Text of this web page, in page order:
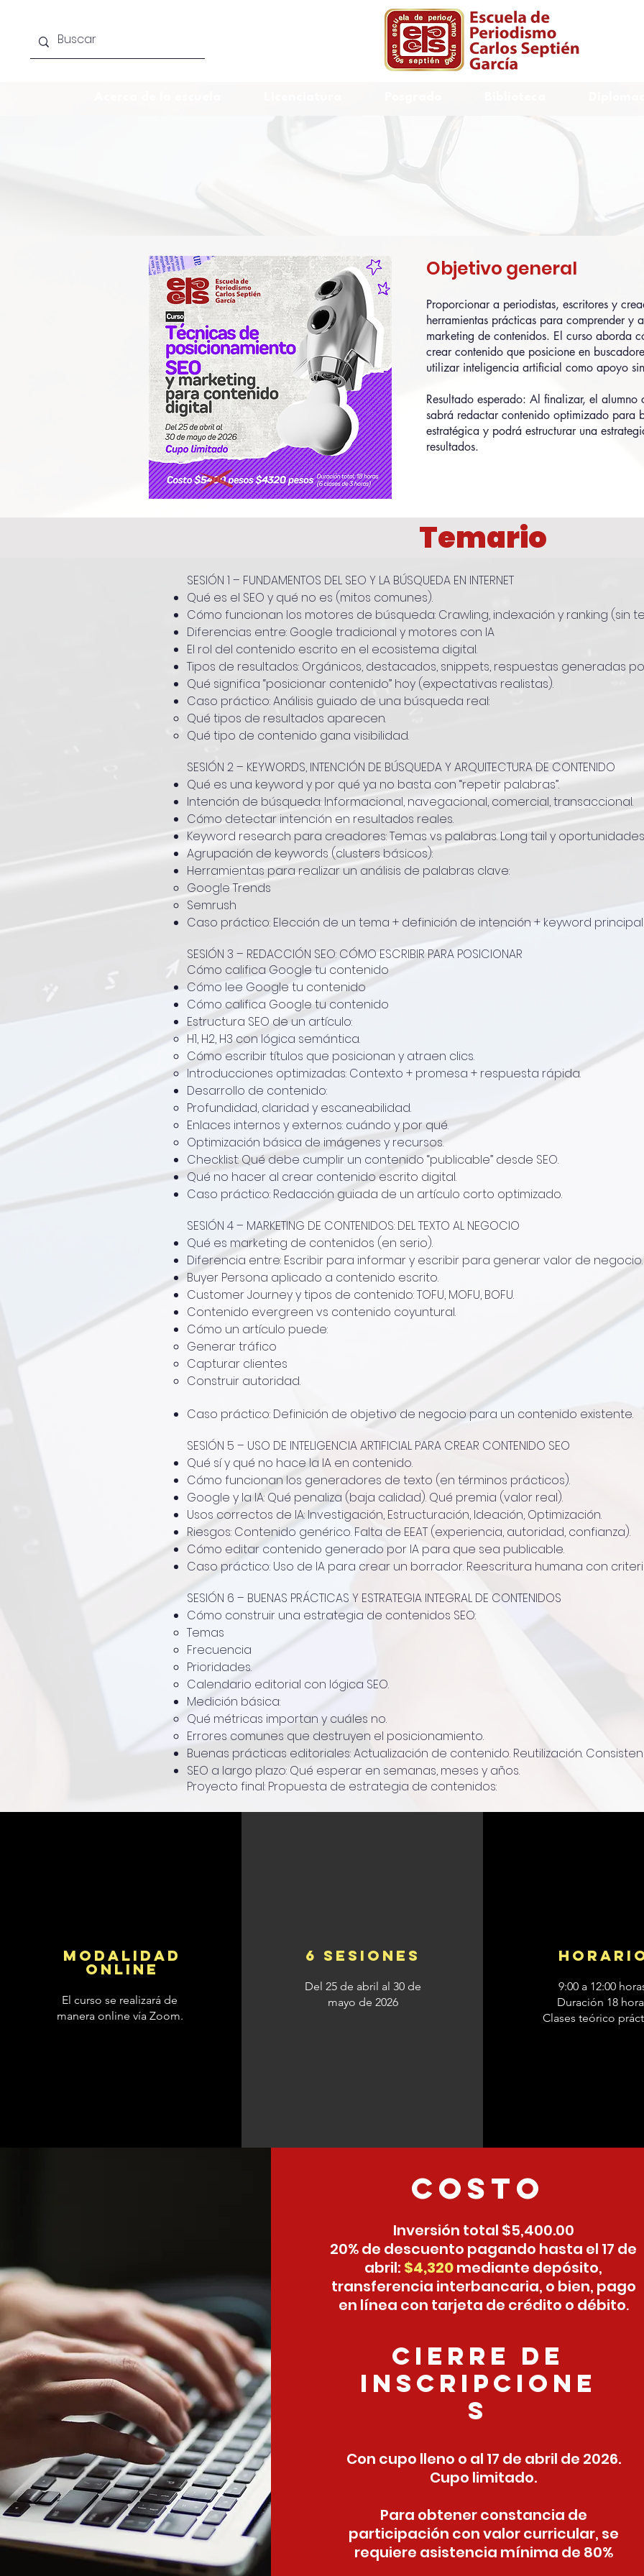
Curso Técnicas de
marketing para
Objetivo general
Proporcionar a periodistas, escritores y
herramientas prácticas para comprender y
marketing de contenidos. El curso aborda
crear contenido que posicione en
utilizar inteligencia artificial como apoyo
Resultado esperado: Al finalizar, el
sabrá redactar contenido optimizado para
estratégica y podrá estructurar una
resultados.
Temario
SESIÓN 1 – FUNDAMENTOS DEL SEO Y LA BÚSQUEDA EN INTERNET
Qué es el SEO y qué no es (mitos comunes).
Cómo funcionan los motores de búsqueda: Crawling, indexación y ranking (sin
Diferencias entre: Google tradicional y motores con IA
El rol del contenido escrito en el ecosistema digital.
Tipos de resultados: Orgánicos, destacados, snippets, respuestas generadas
Qué significa “posicionar contenido” hoy (expectativas realistas).
Caso práctico: Análisis guiado de una búsqueda real:
Qué tipos de resultados aparecen.
Qué tipo de contenido gana visibilidad.
SESIÓN 2 – KEYWORDS, INTENCIÓN DE BÚSQUEDA Y ARQUITECTURA DE CONTENIDO
Qué es una keyword y por qué ya no basta con “repetir palabras”.
Intención de búsqueda: Informacional, navegacional, comercial, transaccional.
Cómo detectar intención en resultados reales.
Keyword research para creadores: Temas vs palabras. Long tail y
Agrupación de keywords (clusters básicos):
Herramientas para realizar un análisis de palabras clave:
Google Trends
Semrush
Caso práctico: Elección de un tema + definición de intención + keyword
SESIÓN 3 – REDACCIÓN SEO: CÓMO ESCRIBIR PARA POSICIONAR
Cómo califica Google tu contenido
Cómo lee Google tu contenido
Cómo califica Google tu contenido
Estructura SEO de un artículo:
H1, H2, H3 con lógica semántica.
Cómo escribir títulos que posicionan y atraen clics.
Introducciones optimizadas: Contexto + promesa + respuesta rápida.
Desarrollo de contenido:
Profundidad, claridad y escaneabilidad.
Enlaces internos y externos: cuándo y por qué.
Optimización básica de imágenes y recursos.
Checklist: Qué debe cumplir un contenido “publicable” desde SEO.
Qué no hacer al crear contenido escrito digital.
Caso práctico: Redacción guiada de un artículo corto optimizado.
SESIÓN 4 – MARKETING DE CONTENIDOS: DEL TEXTO AL NEGOCIO
Qué es marketing de contenidos (en serio).
Diferencia entre: Escribir para informar y escribir para generar valor de negocio.
Buyer Persona aplicado a contenido escrito.
Customer Journey y tipos de contenido: TOFU, MOFU, BOFU.
Contenido evergreen vs contenido coyuntural.
Cómo un artículo puede:
Generar tráfico
Capturar clientes
Construir autoridad.
Caso práctico: Definición de objetivo de negocio para un contenido existente.
SESIÓN 5 – USO DE INTELIGENCIA ARTIFICIAL PARA CREAR CONTENIDO SEO
Qué sí y qué no hace la IA en contenido.
Cómo funcionan los generadores de texto (en términos prácticos).
Google y la IA: Qué penaliza (baja calidad). Qué premia (valor real).
Usos correctos de IA: Investigación, Estructuración, Ideación, Optimización.
Riesgos: Contenido genérico. Falta de EEAT (experiencia, autoridad, confianza).
Cómo editar contenido generado por IA para que sea publicable.
Caso práctico: Uso de IA para crear un borrador. Reescritura humana con
SESIÓN 6 – BUENAS PRÁCTICAS Y ESTRATEGIA INTEGRAL DE CONTENIDOS
Cómo construir una estrategia de contenidos SEO:
Temas
Frecuencia
Prioridades.
Calendario editorial con lógica SEO.
Medición básica:
Qué métricas importan y cuáles no.
Errores comunes que destruyen el posicionamiento.
Buenas prácticas editoriales: Actualización de contenido. Reutilización.
SEO a largo plazo: Qué esperar en semanas, meses y años.
Proyecto final: Propuesta de estrategia de contenidos:
MODALIDAD
online
El curso se realizará de
manera online vía Zoom.
6 sesiones
Del 25 de abril al 30 de
mayo de 2026
9:00 a 12:00
Duración 18
Clases teórico
Costo
Inversión total $5,400.00
20% de descuento pagando hasta el 17 de
abril: $4,320mediante depósito,
transferencia interbancaria, o bien, pago
en línea con tarjeta de crédito o débito.
cierre de
inscripcione
s
Con cupo lleno o al 17 de abril de 2026.
Cupo limitado.
Para obtener constancia de
participación con valor curricular, se
requiere asistencia mínima de 80%